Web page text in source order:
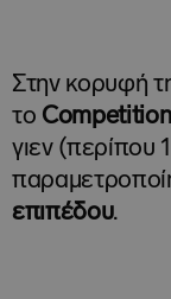
Στην κορυφή
το
γιεν (περίπου
επιπέδου.